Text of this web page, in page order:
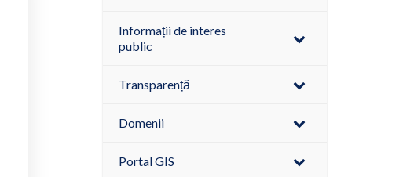
Informații de interes
public
Transparență
Domenii
Portal GIS